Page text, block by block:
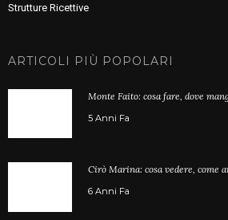
Strutture Ricettive
ARTICOLI PIÙ POPOLARI
Monte Faito: cosa fare, dove
5 Anni Fa
Cirò Marina: cosa vedere, come
6 Anni Fa